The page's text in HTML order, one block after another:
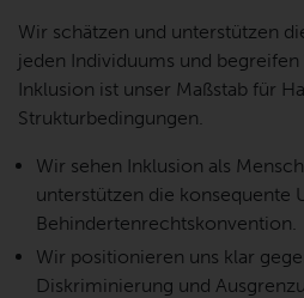
Wir schätzen und unterstützen
jeden Individuums und
Inklusion ist unser Maßstab für
Strukturbedingungen.
Wir sehen Inklusion als
unterstützen die konsequente
Behindertenrechtskonvention.
Wir positionieren uns klar
Diskriminierung und